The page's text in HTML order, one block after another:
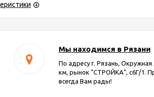
Мы находимся в Рязани
По адресу г. Рязань, Окружная
км, рынок "СТРОЙКА", с6Г/1.
всегда Вам рады!